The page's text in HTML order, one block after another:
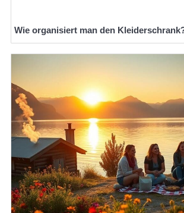
Wie organisiert man den